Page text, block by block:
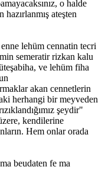
o halde
ateşten
lehüm cennatin tecri
semeratir rizkan kalu
ve lehüm fiha
akan cennetlerin
herhangi bir meyveden
şeydir"
kendilerine
Hem onlar orada
beudaten fe ma